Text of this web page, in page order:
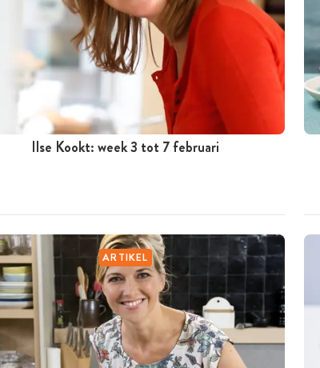
Ilse Kookt: week 3 tot 7 februari
ARTIKEL